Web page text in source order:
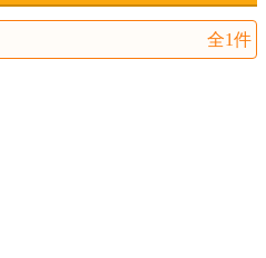
全1件